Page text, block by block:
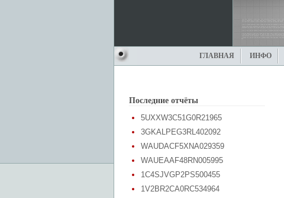
ГЛАВНАЯ ИНФО
Последние отчёты
5UXXW3C51G0R21965
3GKALPEG3RL402092
WAUDACF5XNA029359
WAUEAAF48RN005995
1C4SJVGP2PS500455
1V2BR2CA0RC534964